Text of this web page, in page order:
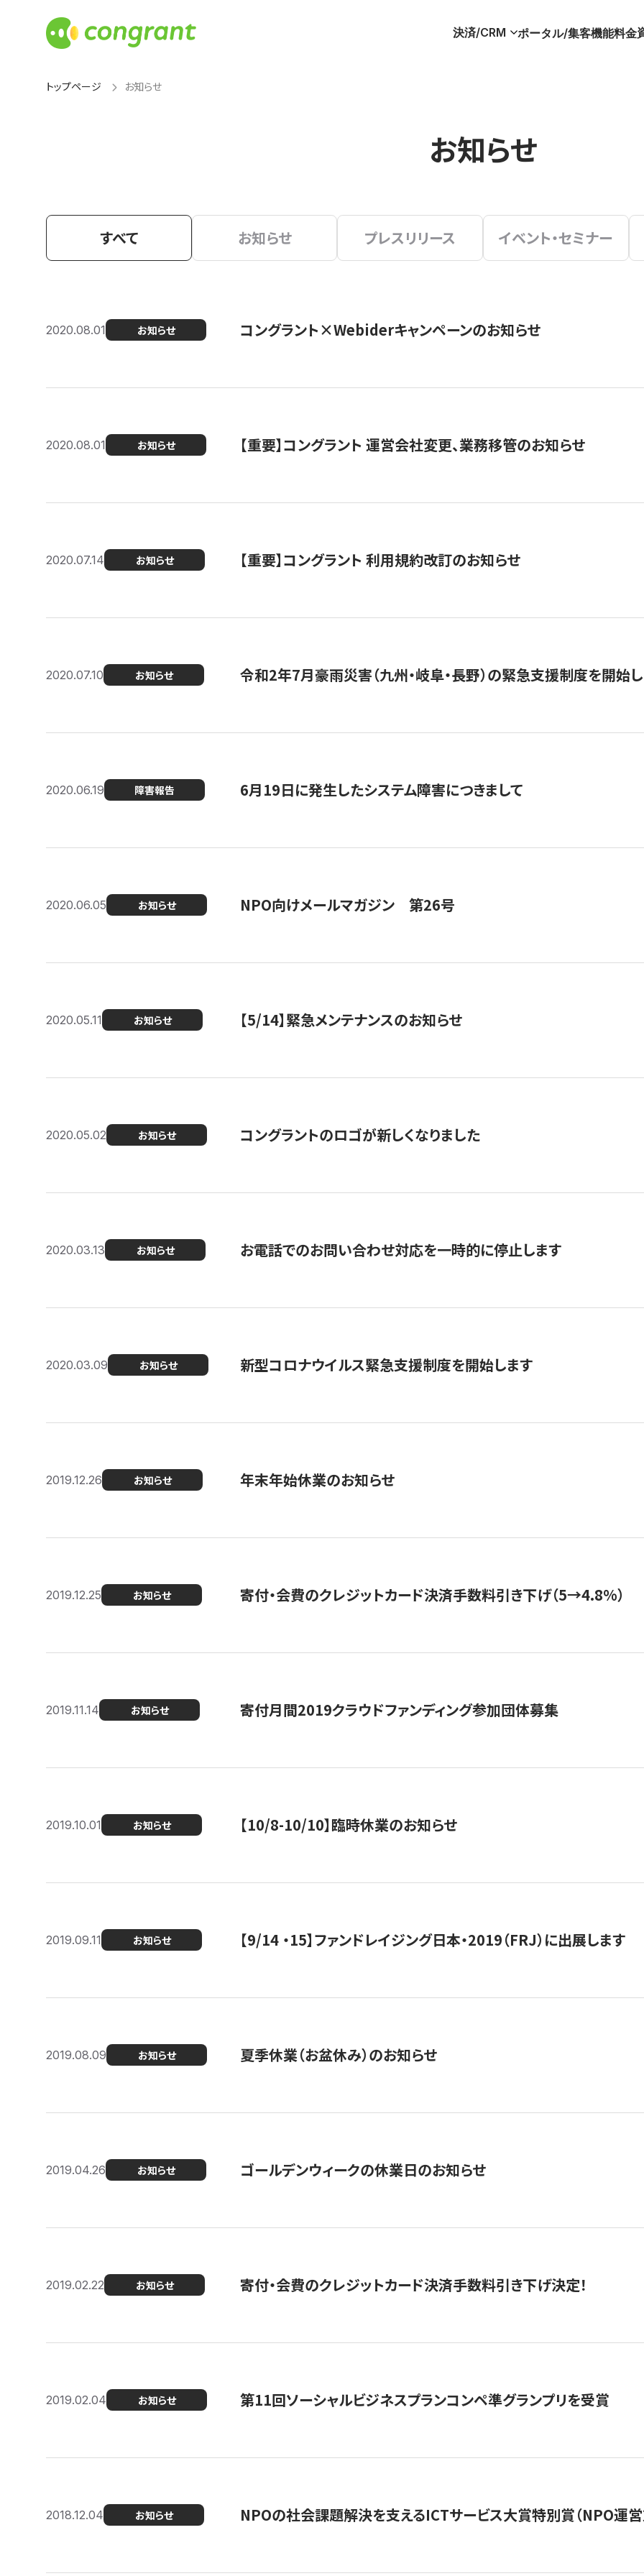
決済/CRM ポータル/集客機能料金
トップページ お知らせ
お知らせ
すべて お知らせ プレスリリース イベント・セミナー
2020.08.01 お知らせ コングラント×Webiderキャンペーンのお知らせ
2020.08.01 お知らせ 【重要】コングラント 運営会社変更、業務移管のお知らせ
2020.07.14 お知らせ 【重要】コングラント 利用規約改訂のお知らせ
2020.07.10 お知らせ 令和2年7月豪雨災害（九州・岐阜・長野）の緊急支援制度を開始
2020.06.19 障害報告 6月19日に発生したシステム障害につきまして
2020.06.05 お知らせ NPO向けメールマガジン 第26号
2020.05.11 お知らせ 【5/14】緊急メンテナンスのお知らせ
2020.05.02 お知らせ コングラントのロゴが新しくなりました
2020.03.13 お知らせ お電話でのお問い合わせ対応を一時的に停止します
2020.03.09 お知らせ 新型コロナウイルス緊急支援制度を開始します
2019.12.26 お知らせ 年末年始休業のお知らせ
2019.12.25 お知らせ 寄付・会費のクレジットカード決済手数料引き下げ（5→4.8%）
2019.11.14 お知らせ 寄付月間2019クラウドファンディング参加団体募集
2019.10.01 お知らせ 【10/8-10/10】臨時休業のお知らせ
2019.09.11 お知らせ 【9/14 ・15】ファンドレイジング日本・2019（FRJ）に出展します
2019.08.09 お知らせ 夏季休業（お盆休み）のお知らせ
2019.04.26 お知らせ ゴールデンウィークの休業日のお知らせ
2019.02.22 お知らせ 寄付・会費のクレジットカード決済手数料引き下げ決定！
2019.02.04 お知らせ 第11回ソーシャルビジネスプランコンペ準グランプリを受賞
2018.12.04 お知らせ NPOの社会課題解決を支えるICTサービス大賞特別賞（NPO運